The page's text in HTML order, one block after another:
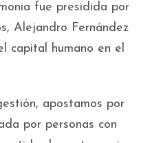
fue presidida por
Alejandro Fernández
capital humano en el
apostamos por
por personas con